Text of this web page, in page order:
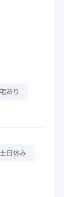
あり
土日休み